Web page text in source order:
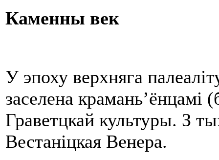
Каменны век
У эпоху верхняга
заселена крамань’ёнцамі
Граветцкай культуры. З
Вестаніцкая Венера.